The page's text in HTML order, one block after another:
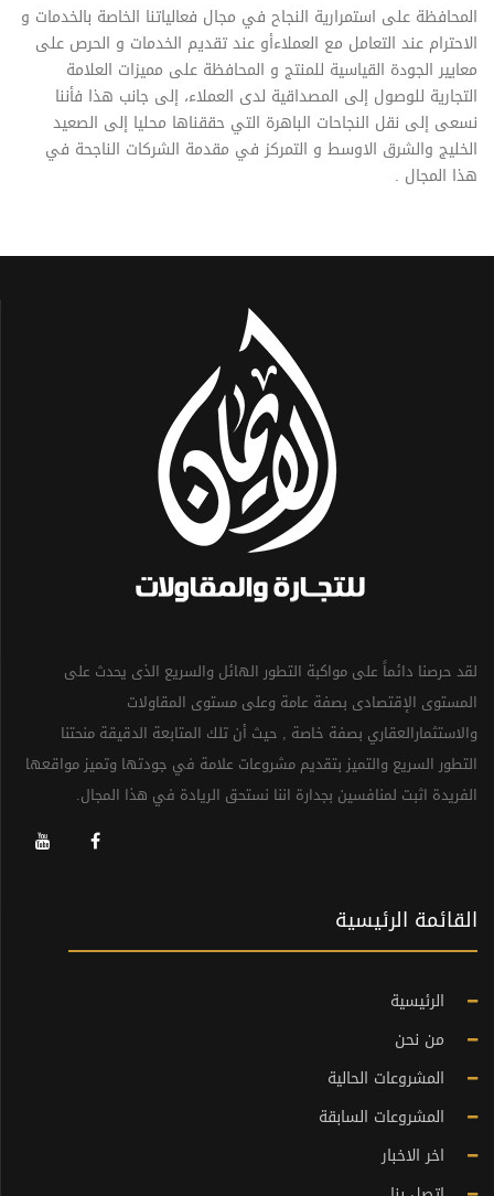
المحافظة على استمرارية النجاح في مجال فعالياتنا الخاصة بالخدمات و
الاحترام عند التعامل مع العملاءأو عند تقديم الخدمات و الحرص على
معايير الجودة القياسية للمنتج و المحافظة على مميزات العلامة
التجارية للوصول إلى المصداقية لدى العملاء، إلى جانب هذا فأننا
نسعى إلى نقل النجاحات الباهرة التي حققناها محليا إلى الصعيد
الخليج والشرق الاوسط و التمركز في مقدمة الشركات الناجحة في
هذا المجال .
لقد حرصنا دائماً على مواكبة التطور الهائل والسريع الذى يحدث على
المستوى الإقتصادى بصفة عامة وعلى مستوى المقاولات
والاستثمارالعقاري بصفة خاصة , حيث أن تلك المتابعة الدقيقة منحتنا
التطور السريع والتميز بتقديم مشروعات علامة في جودتها وتميز مواقعها
الفريدة اثبت لمنافسين بجدارة اننا نستحق الريادة في هذا المجال.
القائمة الرئيسية
الرئيسية
من نحن
المشروعات الحالية
المشروعات السابقة
اخر الاخبار